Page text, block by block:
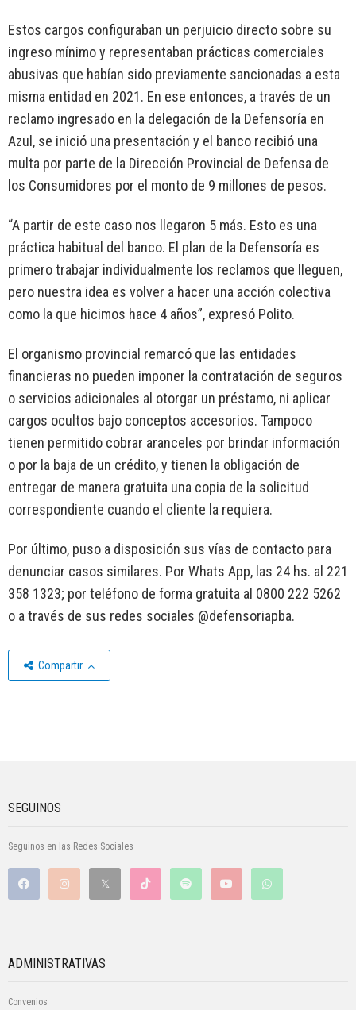
Estos cargos configuraban un perjuicio directo sobre su
ingreso mínimo y representaban prácticas comerciales
abusivas que habían sido previamente sancionadas a esta
misma entidad en 2021. En ese entonces, a través de un
reclamo ingresado en la delegación de la Defensoría en
Azul, se inició una presentación y el banco recibió una
multa por parte de la Dirección Provincial de Defensa de
los Consumidores por el monto de 9 millones de pesos.
“A partir de este caso nos llegaron 5 más. Esto es una
práctica habitual del banco. El plan de la Defensoría es
primero trabajar individualmente los reclamos que lleguen,
pero nuestra idea es volver a hacer una acción colectiva
como la que hicimos hace 4 años”, expresó Polito.
El organismo provincial remarcó que las entidades
financieras no pueden imponer la contratación de seguros
o servicios adicionales al otorgar un préstamo, ni aplicar
cargos ocultos bajo conceptos accesorios. Tampoco
tienen permitido cobrar aranceles por brindar información
o por la baja de un crédito, y tienen la obligación de
entregar de manera gratuita una copia de la solicitud
correspondiente cuando el cliente la requiera.
Por último, puso a disposición sus vías de contacto para
denunciar casos similares. Por Whats App, las 24 hs. al 221
358 1323; por teléfono de forma gratuita al 0800 222 5262
o a través de sus redes sociales @defensoriapba.
Compartir
SEGUINOS
Seguinos en las Redes Sociales
ADMINISTRATIVAS
Convenios